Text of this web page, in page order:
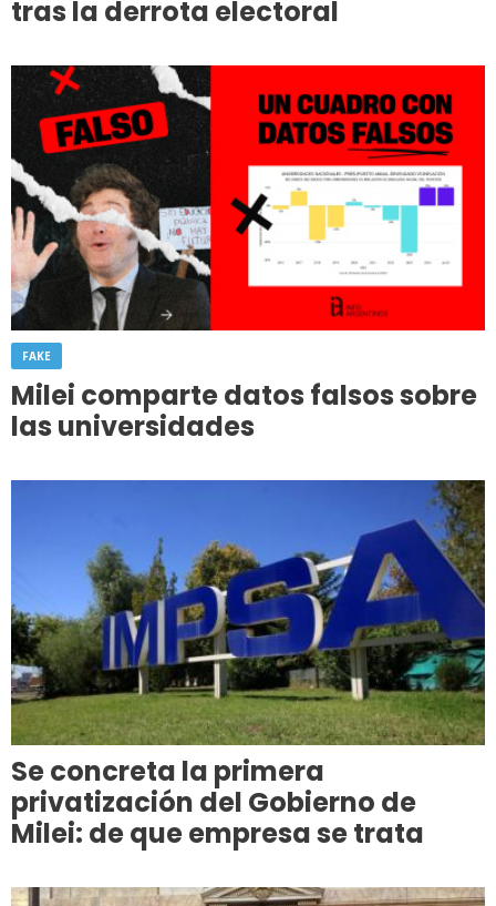
tras la derrota electoral
FAKE
Milei comparte datos falsos sobre
las universidades
Se concreta la primera
privatización del Gobierno de
Milei: de que empresa se trata